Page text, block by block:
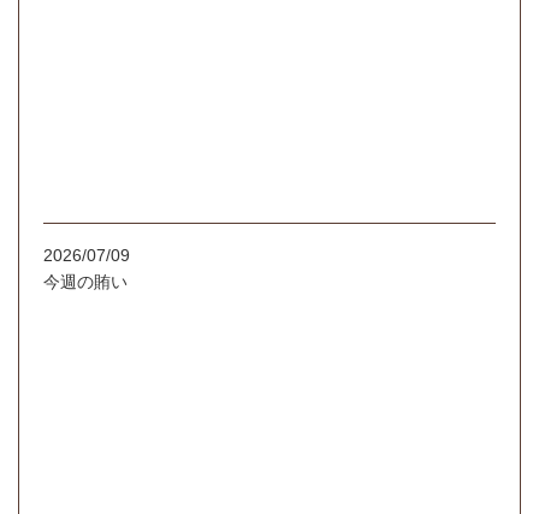
2026/07/09
今週の賄い